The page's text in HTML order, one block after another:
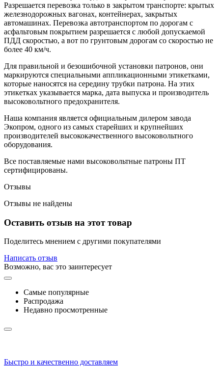
Разрешается перевозка только в закрытом транспорте: крытых
железнодорожных вагонах, контейнерах, закрытых
автомашинах. Перевозка автотранспортом по дорогам с
асфальтовым покрытием разрешается с любой допускаемой
ПДД скоростью, а вот по грунтовым дорогам со скоростью не
более 40 км/ч.
Для правильной и безошибочной установки патронов, они
маркируются специальными аппликационными этикетками,
которые наносятся на середину трубки патрона. На этих
этикетках указывается марка, дата выпуска и производитель
высоковольтного предохранителя.
Наша компания является официальным дилером завода
Экопром, одного из самых старейших и крупнейших
производителей высококачественного высоковольтного
оборудования.
Все поставляемые нами высоковольтные патроны ПТ
сертифицированы.
Отзывы
Отзывы не найдены
Оставить отзыв на этот товар
Поделитесь мнением с другими покупателями
Написать отзыв
Возможно, вас это заинтересует
Самые популярные
Распродажа
Недавно просмотренные
Быстро и качественно доставляем